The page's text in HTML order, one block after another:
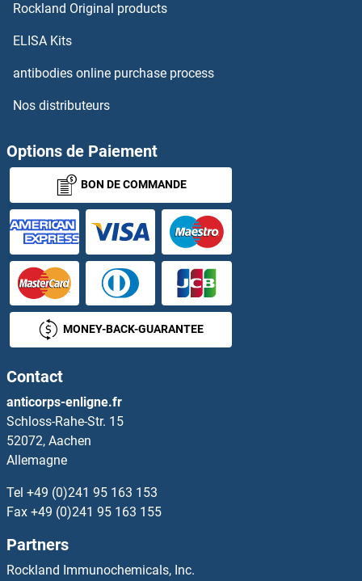
TCF7L2 Anticorps
TCFL5 Anticorps
TCHP Anticorps
TCIRG1 Anticorps
TCL1A Anticorps
TCL1B Anticorps
TCN1 Anticorps
TCN2 Anticorps
TCOF1 Anticorps
TCP1 alpha/CCTA Anticorps
TCP11 Anticorps
TCTA Anticorps
TCTN1 Anticorps
Rockland Original products
ELISA Kits
antibodies online purchase process
Nos distributeurs
Options de Paiement
BON DE COMMANDE
MONEY-BACK-GUARANTEE
Contact
anticorps-enligne.fr
Schloss-Rahe-Str. 15
52072, Aachen
Allemagne
Tel +49 (0)241 95 163 153
Fax +49 (0)241 95 163 155
Partners
Rockland Immunochemicals, Inc.